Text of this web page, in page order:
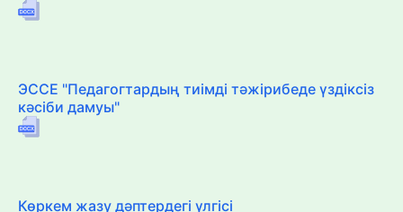
ЭССЕ "Педагогтардың тиімді тәжірибеде үздіксіз
кәсіби дамуы"
Көркем жазу дәптердегі үлгісі